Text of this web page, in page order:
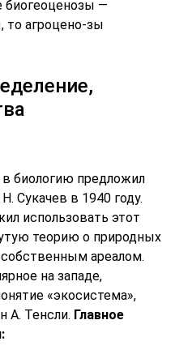
биогеоценозы —
то агроцено-зы
в биологию предложил
Сукачев в 1940 году.
использовать этот
теорию о природных
ареалом.
на западе,
«экосистема»,
А. Тенсли. Главное